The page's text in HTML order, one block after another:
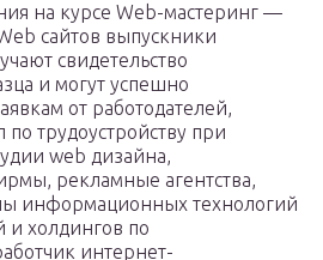
на курсе Web-мастеринг —
сайтов выпускники
свидетельство
и могут успешно
от работодателей,
трудоустройству при
web дизайна,
рекламные агентства,
информационных технологий
и холдингов по
интернет-